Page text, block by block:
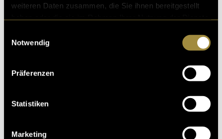
weiteren Daten zusammen, die Sie ihnen bereitgestellt
Notwendig
Präferenzen
Statistiken
Marketing